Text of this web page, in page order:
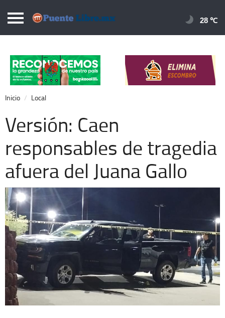
Puentelibre.mx
Local
Nacional
Opinión
Cronos
Economía
Espectáculos
Extra +
28 ℃
Inicio Local
Versión: Caen
responsables de tragedia
afuera del Juana Gallo